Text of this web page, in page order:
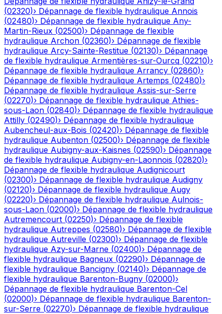
(02320)› Dépannage de flexible hydraulique Annois
(02480)› Dépannage de flexible hydraulique Any-
Martin-Rieux (02500)› Dépannage de flexible
hydraulique Archon (02360)› Dépannage de flexible
hydraulique Arcy-Sainte-Restitue (02130)› Dépannage
de flexible hydraulique Armentières-sur-Ourcq (02210)›
Dépannage de flexible hydraulique Arrancy (02860)›
Dépannage de flexible hydraulique Artemps (02480)›
Dépannage de flexible hydraulique Assis-sur-Serre
(02270)› Dépannage de flexible hydraulique Athies-
sous-Laon (02840)› Dépannage de flexible hydraulique
Attilly (02490)› Dépannage de flexible hydraulique
Aubencheul-aux-Bois (02420)› Dépannage de flexible
hydraulique Aubenton (02500)› Dépannage de flexible
hydraulique Aubigny-aux-Kaisnes (02590)› Dépannage
de flexible hydraulique Aubigny-en-Laonnois (02820)›
Dépannage de flexible hydraulique Audignicourt
(02300)› Dépannage de flexible hydraulique Audigny
(02120)› Dépannage de flexible hydraulique Augy
(02220)› Dépannage de flexible hydraulique Aulnois-
sous-Laon (02000)› Dépannage de flexible hydraulique
Autremencourt (02250)› Dépannage de flexible
hydraulique Autreppes (02580)› Dépannage de flexible
hydraulique Autreville (02300)› Dépannage de flexible
hydraulique Azy-sur-Marne (02400)› Dépannage de
flexible hydraulique Bagneux (02290)› Dépannage de
flexible hydraulique Bancigny (02140)› Dépannage de
flexible hydraulique Barenton-Bugny (02000)›
Dépannage de flexible hydraulique Barenton-Cel
(02000)› Dépannage de flexible hydraulique Barenton-
sur-Serre (02270)› Dépannage de flexible hydraulique